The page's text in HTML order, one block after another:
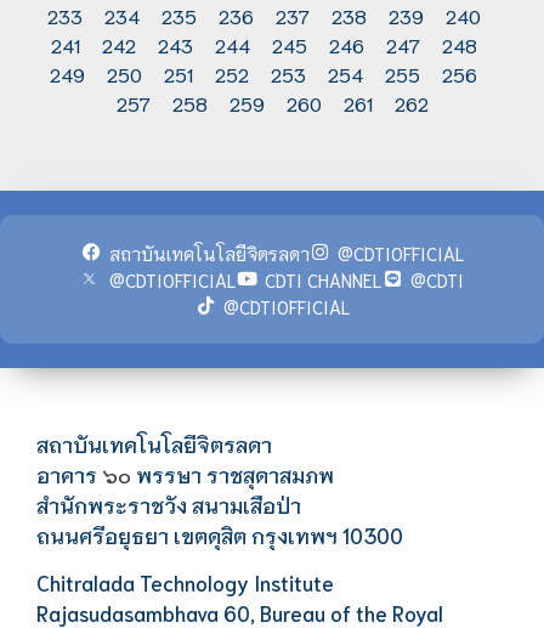
233
234 235 236 237 238 239
240
241
242 243 244 245 246 247
248
249
250 251 252 253 254 255
256
257
258 259 260 261 262
สถาบันเทคโนโลยีจิตรลดา
@CDTIOFFICIAL
@CDTIOFFICIAL
CDTI CHANNEL
@CDTI
@CDTIOFFICIAL
สถาบันเทคโนโลยีจิตรลดา
อาคาร ๖๐ พรรษา ราชสุดาสมภพ
สำนักพระราชวัง สนามเสือป่า
ถนนศรีอยุธยา เขตดุสิต กรุงเทพฯ 10300
Chitralada Technology Institute
Rajasudasambhava 60, Bureau of the Royal